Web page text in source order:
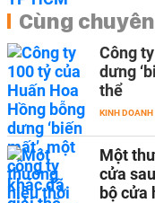
Cùng
Công
dưng
thể
KINH DOANH
Một
cửa
bộ cửa